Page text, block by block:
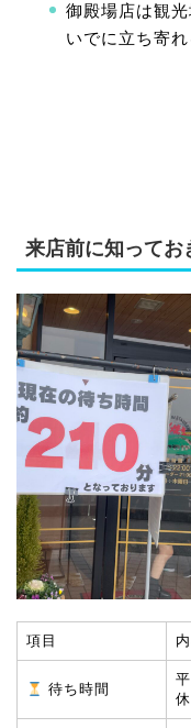
御殿場店は観
いでに立ち寄れ
来店前に知ってお
項目
待ち時間